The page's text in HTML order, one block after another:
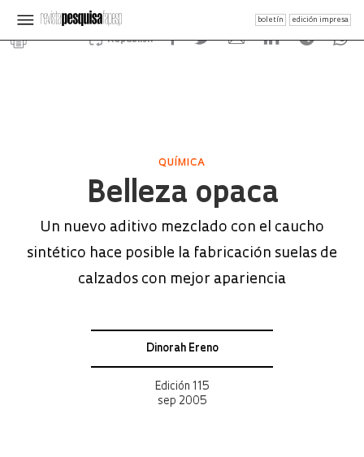
boletín edición impresa
Republish
QUÍMICA
Belleza opaca
Un nuevo aditivo mezclado con el caucho
sintético hace posible la fabricación suelas de
calzados con mejor apariencia
Dinorah Ereno
Edición 115
sep 2005